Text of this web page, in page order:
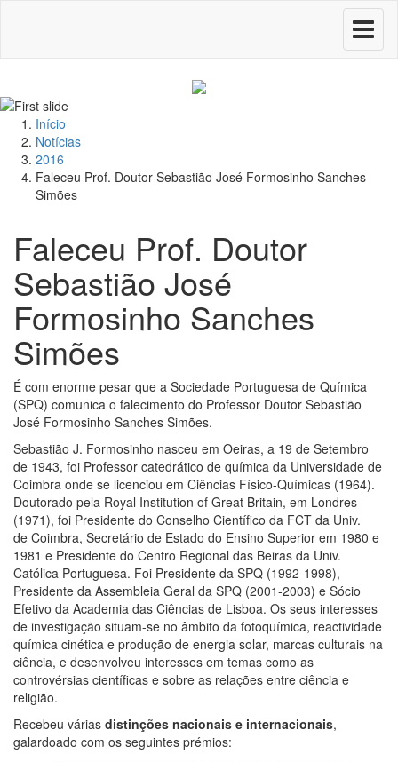
Toggle
Início
Notícias
2016
Faleceu Prof. Doutor Sebastião José Formosinho Sanches
Simões
Faleceu Prof. Doutor
Sebastião José
Formosinho Sanches
Simões
É com enorme pesar que a Sociedade Portuguesa de Química
(SPQ) comunica o falecimento do Professor Doutor Sebastião
José Formosinho Sanches Simões.
Sebastião J. Formosinho nasceu em Oeiras, a 19 de Setembro
de 1943, foi Professor catedrático de química da Universidade de
Coimbra onde se licenciou em Ciências Físico-Químicas (1964).
Doutorado pela Royal Institution of Great Britain, em Londres
(1971), foi Presidente do Conselho Científico da FCT da Univ.
de Coimbra, Secretário de Estado do Ensino Superior em 1980 e
1981 e Presidente do Centro Regional das Beiras da Univ.
Católica Portuguesa. Foi Presidente da SPQ (1992-1998),
Presidente da Assembleia Geral da SPQ (2001-2003) e Sócio
Efetivo da Academia das Ciências de Lisboa. Os seus interesses
de investigação situam-se no âmbito da fotoquímica, reactividade
química cinética e produção de energia solar, marcas culturais na
ciência, e desenvolveu interesses em temas como as
controvérsias científicas e sobre as relações entre ciência e
religião.
Recebeu várias distinções nacionais e internacionais,
galardoado com os seguintes prémios: